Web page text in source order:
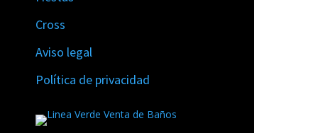
Cross
Aviso legal
Política de privacidad